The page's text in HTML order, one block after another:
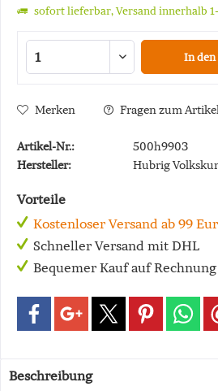
sofort lieferbar, Versand innerhalb
In den
Merken Fragen zum
Artikel-Nr.:
500h9903
Hersteller:
Hubrig
Vorteile
Kostenloser Versand ab 99
Schneller Versand mit DHL
Bequemer Kauf auf Rechnung
Beschreibung